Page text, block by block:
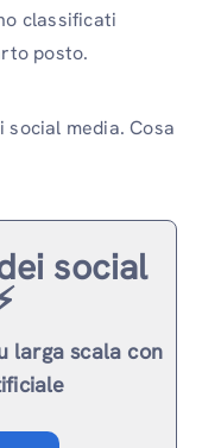
classificati
posto.
media. Cosa
social
larga scala con